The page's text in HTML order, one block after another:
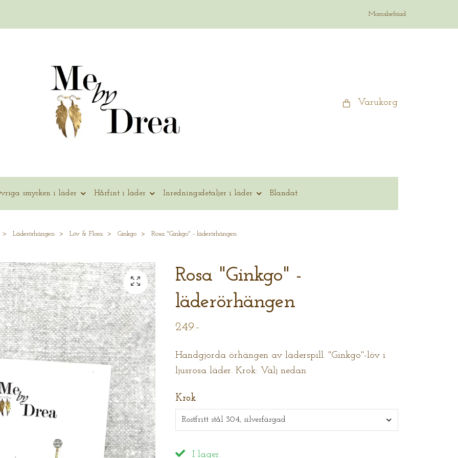
Momsbefriad
Varukorg
smycken i läder Hårfint i läder Inredningsdetaljer i läder Blandat
Läderörhängen Löv & Flora Ginkgo Rosa "Ginkgo" - läderörhängen
Rosa "Ginkgo" -
läderörhängen
249:-
Handgjorda örhängen av läderspill. "Ginkgo"-löv i
ljusrosa läder. Krok: Välj nedan
Krok
Rostfritt stål 304, silverfärgad
I lager.